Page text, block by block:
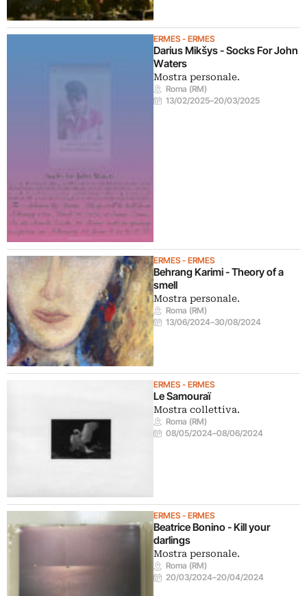
ERMES - ERMES
Darius Mikšys - Socks For John
Waters
Mostra personale.
Roma (RM)
13/02/2025–20/03/2025
ERMES - ERMES
Behrang Karimi - Theory of a
smell
Mostra personale.
Roma (RM)
13/06/2024–30/08/2024
ERMES - ERMES
Le Samouraï
Mostra collettiva.
Roma (RM)
08/05/2024–08/06/2024
ERMES - ERMES
Beatrice Bonino - Kill your
darlings
Mostra personale.
Roma (RM)
20/03/2024–20/04/2024